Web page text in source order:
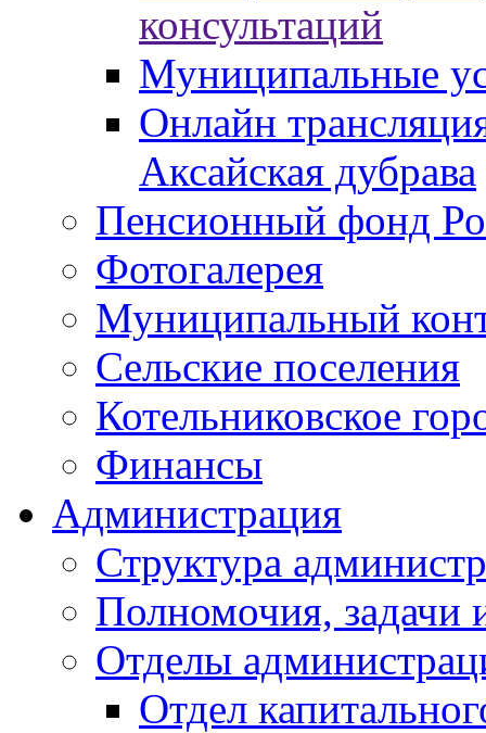
консультаций
Муниципальные
Онлайн
Аксайская дубрава
Пенсионный фонд
Фотогалерея
Муниципальный
Сельские поселения
Котельниковское
Финансы
Администрация
Структура
Полномочия, задачи
Отделы
Отдел